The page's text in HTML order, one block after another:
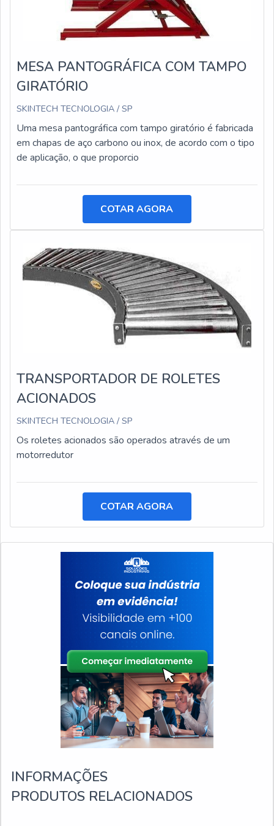
MESA PANTOGRÁFICA COM TAMPO
GIRATÓRIO
SKINTECH TECNOLOGIA / SP
Uma mesa pantográfica com tampo giratório é fabricada
em chapas de aço carbono ou inox, de acordo com o tipo
de aplicação, o que proporcio
COTAR AGORA
TRANSPORTADOR DE ROLETES
ACIONADOS
SKINTECH TECNOLOGIA / SP
Os roletes acionados são operados através de um
motorredutor
COTAR AGORA
INFORMAÇÕES
PRODUTOS RELACIONADOS